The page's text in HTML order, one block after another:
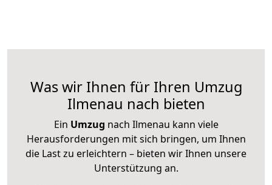
Was wir Ihnen für Ihren Umzug
Ilmenau nach bieten
Ein Umzug nach Ilmenau kann viele
Herausforderungen mit sich bringen, um Ihnen
die Last zu erleichtern – bieten wir Ihnen unsere
Unterstützung an.